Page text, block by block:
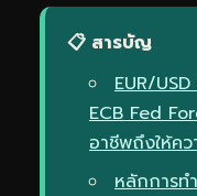
📋 สารบัญ
EUR/
ECB Fed
อาชีพถึงให้ค
หลักการ